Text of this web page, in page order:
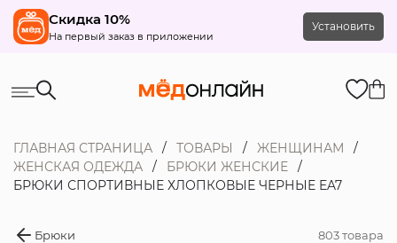
Скидка 10%
На первый заказ в приложении
Установить
ГЛАВНАЯ СТРАНИЦА ТОВАРЫ
ЖЕНЩИНАМ
ЖЕНСКАЯ ОДЕЖДА
БРЮКИ ЖЕНСКИЕ
БРЮКИ СПОРТИВНЫЕ ХЛОПКОВЫЕ ЧЕРНЫЕ EA7
Брюки 803 товара